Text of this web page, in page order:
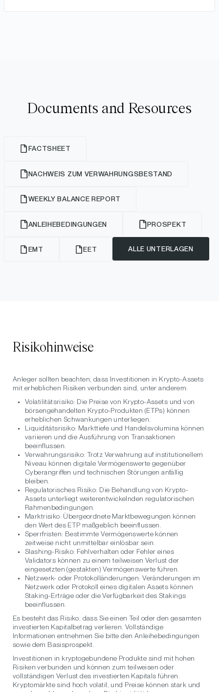
Documents and Resources
FACTSHEET
NACHWEIS ZUM VERWAHRUNGSBESTAND
WEEKLY BALANCE REPORT
ANLEIHEBEDINGUNGEN PROSPEKT
EMT EET ALLE UNTERLAGEN
Risikohinweise
Anleger sollten beachten, dass Investitionen in Krypto-Assets
mit erheblichen Risiken verbunden sind, unter anderem:
Volatilitätsrisiko: Die Preise von Krypto-Assets und von
börsengehandelten Krypto-Produkten (ETPs) können
erheblichen Schwankungen unterliegen.
Liquiditätsrisiko: Markttiefe und Handelsvolumina können
variieren und die Ausführung von Transaktionen
beeinflussen.
Verwahrungsrisiko: Trotz Verwahrung auf institutionellem
Niveau können digitale Vermögenswerte gegenüber
Cyberangriffen und technischen Störungen anfällig
bleiben.
Regulatorisches Risiko: Die Behandlung von Krypto-
Assets unterliegt weiterentwickelnden regulatorischen
Rahmenbedingungen.
Marktrisiko: Übergeordnete Marktbewegungen können
den Wert des ETP maßgeblich beeinflussen.
Sperrfristen: Bestimmte Vermögenswerte können
zeitweise nicht unmittelbar einlösbar sein.
Slashing-Risiko: Fehlverhalten oder Fehler eines
Validators können zu einem teilweisen Verlust der
eingesetzten (gestakten) Vermögenswerte führen.
Netzwerk- oder Protokolländerungen: Veränderungen im
Netzwerk oder Protokoll eines digitalen Assets können
Staking-Erträge oder die Verfügbarkeit des Stakings
beeinflussen.
Es besteht das Risiko, dass Sie einen Teil oder den gesamten
investierten Kapitalbetrag verlieren. Vollständige
Informationen entnehmen Sie bitte den Anleihebedingungen
sowie dem Basisprospekt.
Investitionen in kryptogebundene Produkte sind mit hohen
Risiken verbunden und können zum teilweisen oder
vollständigen Verlust des investierten Kapitals führen.
Kryptomärkte sind hoch volatil, und Preise können stark und